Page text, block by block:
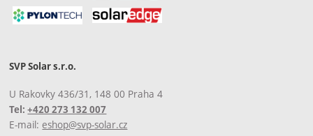
SVP Solar s.r.o.
U Rakovky 436/31, 148 00 Praha 4
Tel:+420 273 132 007
E-mail: eshop@svp-solar.cz